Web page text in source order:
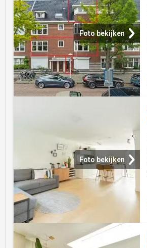
Foto bekijken
Foto bekijken